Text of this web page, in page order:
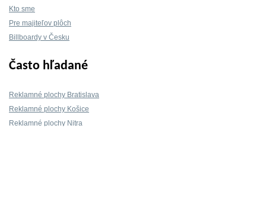
Kto sme
Pre majiteľov plôch
Billboardy v Česku
Často hľadané
Reklamné plochy Bratislava
Reklamné plochy Košice
Reklamné plochy Nitra